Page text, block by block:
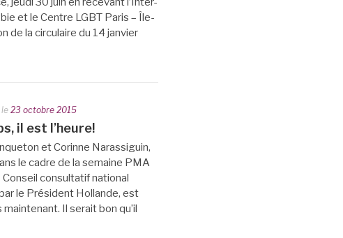
et le Centre LGBT Paris – Île-
de la circulaire du 14 janvier
le 23 octobre 2015
il est l’heure!
et Corinne Narassiguin,
le cadre de la semaine PMA
Conseil consultatif national
le Président Hollande, est
Il serait bon qu’il